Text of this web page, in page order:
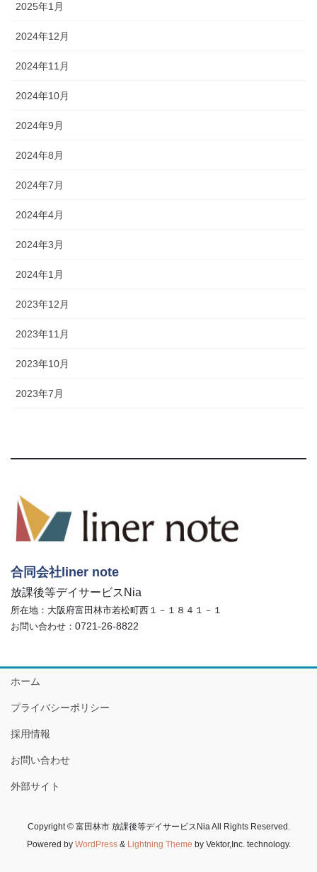
2025年1月
2024年12月
2024年11月
2024年10月
2024年9月
2024年8月
2024年7月
2024年4月
2024年3月
2024年1月
2023年12月
2023年11月
2023年10月
2023年7月
合同会社liner note
放課後等デイサービスNia
所在地：大阪府富田林市若松町西１－１８４１－１
お問い合わせ： 0721-26-8822
ホーム
プライバシーポリシー
採用情報
お問い合わせ
外部サイト
Copyright © 富田林市 放課後等デイサービスNia All Rights Reserved.
Powered by WordPress& Lightning Theme by Vektor,Inc. technology.